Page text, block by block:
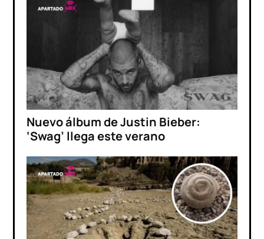
Nuevo álbum de Justin Bieber:
‘Swag’ llega este verano